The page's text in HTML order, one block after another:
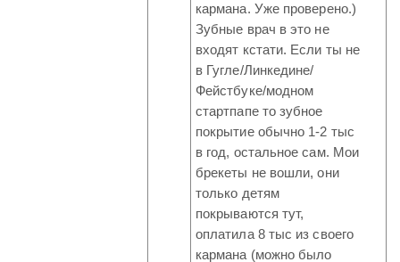
кармана. Уже проверено.)
Зубные врач в это не
входят кстати. Если ты не
в Гугле/Линкедине/
Фейстбуке/модном
стартпапе то зубное
покрытие обычно 1-2 тыс
в год, остальное сам. Мои
брекеты не вошли, они
только детям
покрываются тут,
оплатила 8 тыс из своего
кармана (можно было